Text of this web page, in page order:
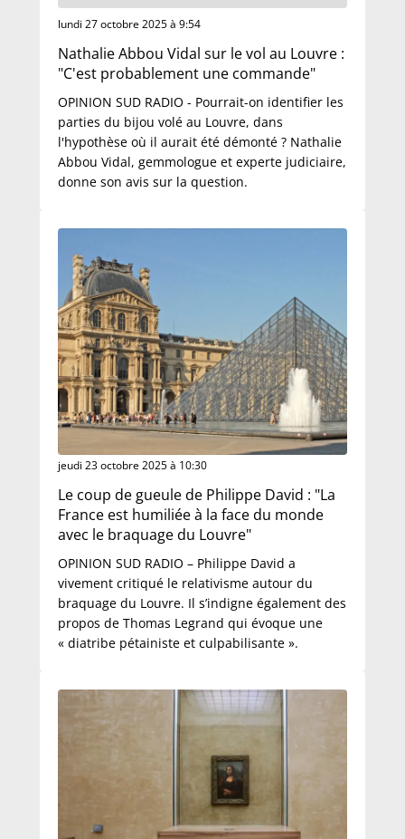
lundi 27 octobre 2025 à 9:54
Nathalie Abbou Vidal sur le vol au Louvre :
"C'est probablement une commande"
OPINION SUD RADIO - Pourrait-on identifier les
parties du bijou volé au Louvre, dans
l'hypothèse où il aurait été démonté ? Nathalie
Abbou Vidal, gemmologue et experte judiciaire,
donne son avis sur la question.
jeudi 23 octobre 2025 à 10:30
Le coup de gueule de Philippe David : "La
France est humiliée à la face du monde
avec le braquage du Louvre"
OPINION SUD RADIO – Philippe David a
vivement critiqué le relativisme autour du
braquage du Louvre. Il s’indigne également des
propos de Thomas Legrand qui évoque une
« diatribe pétainiste et culpabilisante ».